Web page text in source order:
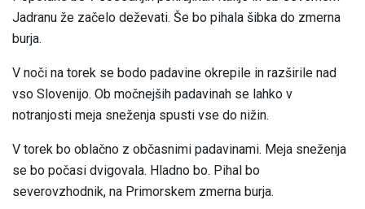
Jadranu že začelo deževati. Še bo pihala šibka do zmerna
burja.
V noči na torek se bodo padavine okrepile in razširile nad
vso Slovenijo. Ob močnejših padavinah se lahko v
notranjosti meja sneženja spusti vse do nižin.
V torek bo oblačno z občasnimi padavinami. Meja sneženja
se bo počasi dvigovala. Hladno bo. Pihal bo
severovzhodnik, na Primorskem zmerna burja.